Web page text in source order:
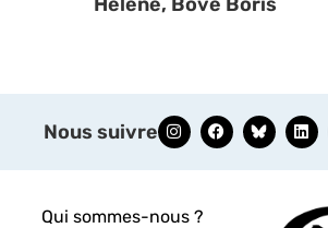
Nous suivre
Qui sommes-nous ?